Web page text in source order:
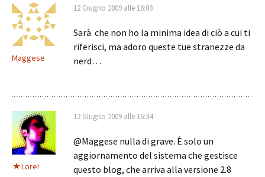
Maggese
12 Giugno 2009 alle 16:03
Sarà che non ho la minima idea di ciò a cui ti
riferisci, ma adoro queste tue stranezze da
nerd…
Lore!
12 Giugno 2009 alle 16:34
@Maggese nulla di grave. È solo un
aggiornamento del sistema che gestisce
questo blog, che arriva alla versione 2.8